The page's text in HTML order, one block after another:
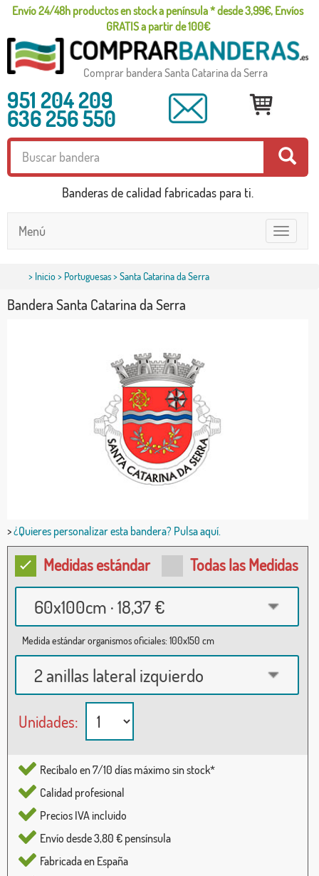
Envío 24/48h productos en stock a península * desde 3,99€, Envíos
GRATIS a partir de 100€
Comprar bandera Santa Catarina da Serra
951 204 209
636 256 550
Banderas de calidad fabricadas para ti.
Toggle
navigation
Menú
> Inicio> Portuguesas> Santa Catarina da Serra
Bandera Santa Catarina da Serra
>¿Quieres personalizar esta bandera? Pulsa aquí.
Medidas estándar Todas las Medidas
60x100cm · 18,37 €
Medida estándar organismos oficiales: 100x150 cm
2 anillas lateral izquierdo
Unidades:
Recíbalo en 7/10 días máximo sin stock*
Calidad profesional
Precios IVA incluido
Envío desde 3,80 € pensínsula
Fabricada en España